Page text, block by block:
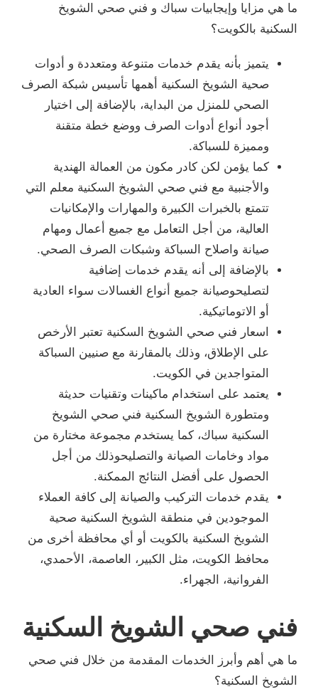
ما هي مزايا وإيجابيات سباك و فني صحي الشويخ
السكنية بالكويت؟
يتميز بأنه يقدم خدمات متنوعة ومتعددة و أدوات
صحية الشويخ السكنية أهمها تأسيس شبكة الصرف
الصحي للمنزل من البداية، بالإضافة إلى اختيار
أجود أنواع أدوات الصرف ووضع خطة متقنة
ومميزة للسباكة.
كما يؤمن لكن كادر مكون من العمالة الهندية
والأجنبية مع فني صحي الشويخ السكنية معلم التي
تتمتع بالخبرات الكبيرة والمهارات والإمكانيات
العالية، من أجل التعامل مع جميع أعمال ومهام
صيانة واصلاح السباكة وشبكات الصرف الصحي.
بالإضافة إلى أنه يقدم خدمات إضافية
لتصليحوصيانة جميع أنواع الغسالات سواء العادية
أو الاتوماتيكية.
اسعار فني صحي الشويخ السكنية تعتبر الأرخص
على الإطلاق، وذلك بالمقارنة مع صنيين السباكة
المتواجدين في الكويت.
يعتمد على استخدام ماكينات وتقنيات حديثة
ومتطورة الشويخ السكنية فني صحي الشويخ
السكنية سباك، كما يستخدم مجموعة مختارة من
مواد وخامات الصيانة والتصليحوذلك من أجل
الحصول على أفضل النتائج الممكنة.
يقدم خدمات التركيب والصيانة إلى كافة العملاء
الموجودين في منطقة الشويخ السكنية صحية
الشويخ السكنية بالكويت أو أي محافظة أخرى من
محافظ الكويت، مثل الكبير، العاصمة، الأحمدي،
الفروانية، الجهراء.
فني صحي الشويخ السكنية
ما هي أهم وأبرز الخدمات المقدمة من خلال فني صحي
الشويخ السكنية؟